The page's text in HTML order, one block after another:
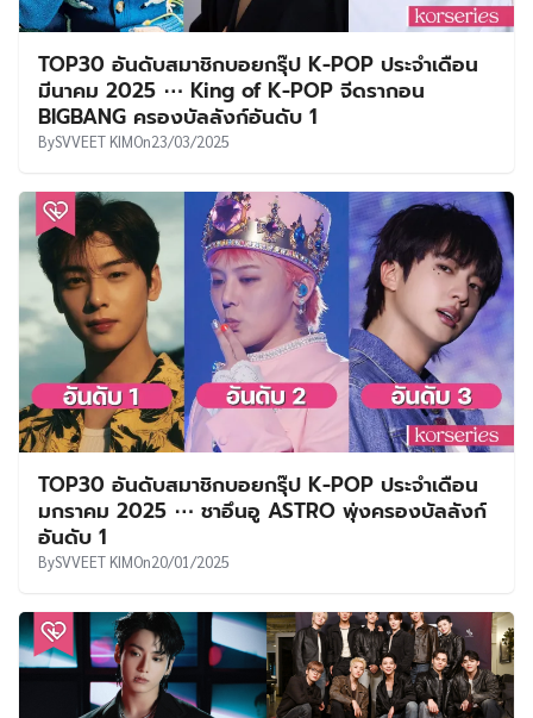
TOP30 อันดับสมาชิกบอยกรุ๊ป K-POP ประจำเดือน
มีนาคม 2025 ⋯ King of K-POP จีดรากอน
BIGBANG ครองบัลลังก์อันดับ 1
BySVVEET KIMOn23/03/2025
TOP30 อันดับสมาชิกบอยกรุ๊ป K-POP ประจำเดือน
มกราคม 2025 ⋯ ชาอึนอู ASTRO พุ่งครองบัลลังก์
อันดับ 1
BySVVEET KIMOn20/01/2025